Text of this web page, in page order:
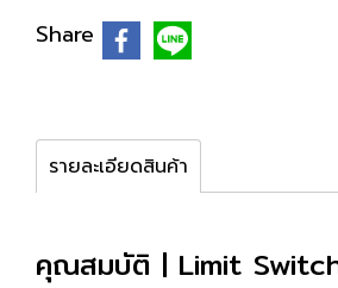
Share
รายละเอียดสินค้า
คุณสมบัติ | Limit